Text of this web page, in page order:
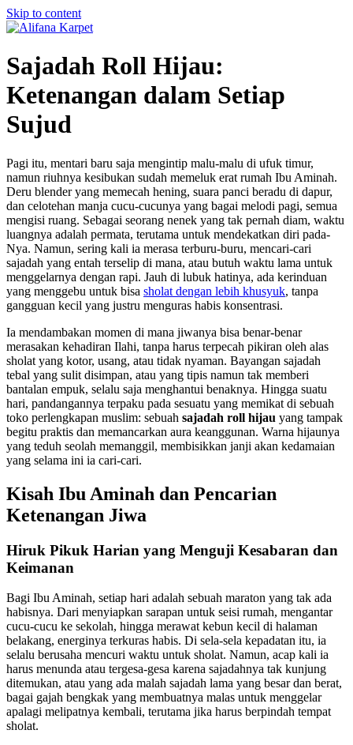
Skip to content
Sajadah Roll Hijau:
Ketenangan dalam Setiap
Sujud
Pagi itu, mentari baru saja mengintip malu-malu di ufuk timur,
namun riuhnya kesibukan sudah memeluk erat rumah Ibu Aminah.
Deru blender yang memecah hening, suara panci beradu di dapur,
dan celotehan manja cucu-cucunya yang bagai melodi pagi, semua
mengisi ruang. Sebagai seorang nenek yang tak pernah diam, waktu
luangnya adalah permata, terutama untuk mendekatkan diri pada-
Nya. Namun, sering kali ia merasa terburu-buru, mencari-cari
sajadah yang entah terselip di mana, atau butuh waktu lama untuk
menggelarnya dengan rapi. Jauh di lubuk hatinya, ada kerinduan
yang menggebu untuk bisa sholat dengan lebih khusyuk, tanpa
gangguan kecil yang justru menguras habis konsentrasi.
Ia mendambakan momen di mana jiwanya bisa benar-benar
merasakan kehadiran Ilahi, tanpa harus terpecah pikiran oleh alas
sholat yang kotor, usang, atau tidak nyaman. Bayangan sajadah
tebal yang sulit disimpan, atau yang tipis namun tak memberi
bantalan empuk, selalu saja menghantui benaknya. Hingga suatu
hari, pandangannya terpaku pada sesuatu yang memikat di sebuah
toko perlengkapan muslim: sebuah sajadah roll hijau yang tampak
begitu praktis dan memancarkan aura keanggunan. Warna hijaunya
yang teduh seolah memanggil, membisikkan janji akan kedamaian
yang selama ini ia cari-cari.
Kisah Ibu Aminah dan Pencarian
Ketenangan Jiwa
Hiruk Pikuk Harian yang Menguji Kesabaran dan
Keimanan
Bagi Ibu Aminah, setiap hari adalah sebuah maraton yang tak ada
habisnya. Dari menyiapkan sarapan untuk seisi rumah, mengantar
cucu-cucu ke sekolah, hingga merawat kebun kecil di halaman
belakang, energinya terkuras habis. Di sela-sela kepadatan itu, ia
selalu berusaha mencuri waktu untuk sholat. Namun, acap kali ia
harus menunda atau tergesa-gesa karena sajadahnya tak kunjung
ditemukan, atau yang ada malah sajadah lama yang besar dan berat,
bagai gajah bengkak yang membuatnya malas untuk menggelar
apalagi melipatnya kembali, terutama jika harus berpindah tempat
sholat.